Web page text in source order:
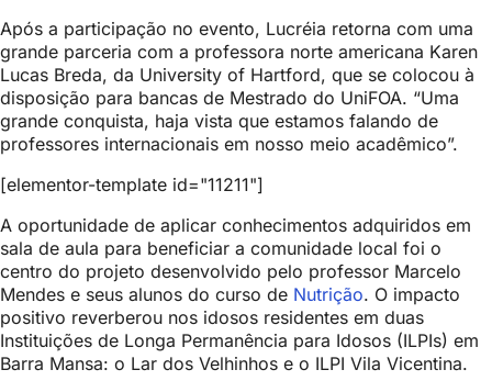
Após a participação no evento, Lucréia retorna com uma
grande parceria com a professora norte americana Karen
Lucas Breda, da University of Hartford, que se colocou à
disposição para bancas de Mestrado do UniFOA. “Uma
grande conquista, haja vista que estamos falando de
professores internacionais em nosso meio acadêmico”.
[elementor-template id="11211"]
A oportunidade de aplicar conhecimentos adquiridos em
sala de aula para beneficiar a comunidade local foi o
centro do projeto desenvolvido pelo professor Marcelo
Mendes e seus alunos do curso de Nutrição. O impacto
positivo reverberou nos idosos residentes em duas
Instituições de Longa Permanência para Idosos (ILPIs) em
Barra Mansa: o Lar dos Velhinhos e o ILPI Vila Vicentina.